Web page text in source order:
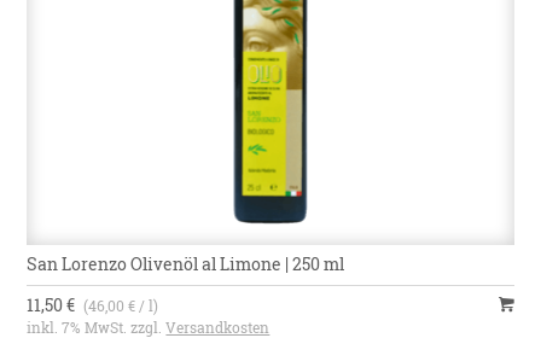
San Lorenzo Olivenöl al Limone | 250 ml
11,50 € (46,00 € / l)
inkl. 7% MwSt. zzgl.Versandkosten